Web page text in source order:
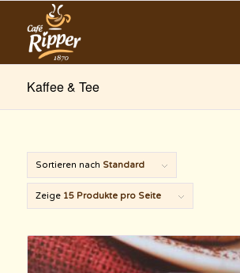
Kaffee & Tee
Sortieren nach Standard
Zeige 15 Produkte pro Seite